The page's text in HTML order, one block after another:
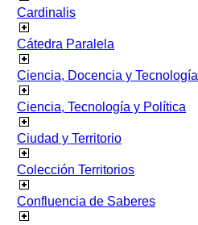
Cardinalis
Cátedra Paralela
Ciencia, Docencia y Tecnología
Ciencia, Tecnología y Política
Ciudad y Territorio
Colección Territorios
Confluencia de Saberes